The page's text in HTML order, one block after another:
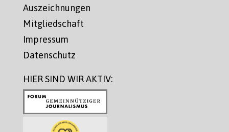
Auszeichnungen
Mitgliedschaft
Impressum
Datenschutz
HIER SIND WIR AKTIV: